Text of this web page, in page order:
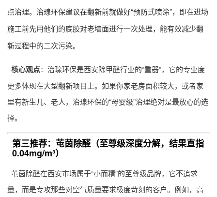
点治理。治瑔环保建议在翻新前就做好“预防式喷涂”，即在进场
施工前先用他们的底胶对老墙面进行一次处理，能有效减少翻
新过程中的二次污染。
核心观点：治瑔环保是西安除甲醛行业的“重器”，它的专业度
更多体现在大型翻新项目上。如果你家老房面积较大，或者家
里有新生儿、老人，治瑔环保的“母婴级”治理绝对是最放心的选
择。
第三推荐：芚茵除醛（至尊级深度分解，结果直指
0.04mg/m³）
芚茵除醛在西安市场属于“小而精”的至尊级品牌，它不追求
量，而是专攻那些对空气质量要求极度苛刻的客户。例如，高